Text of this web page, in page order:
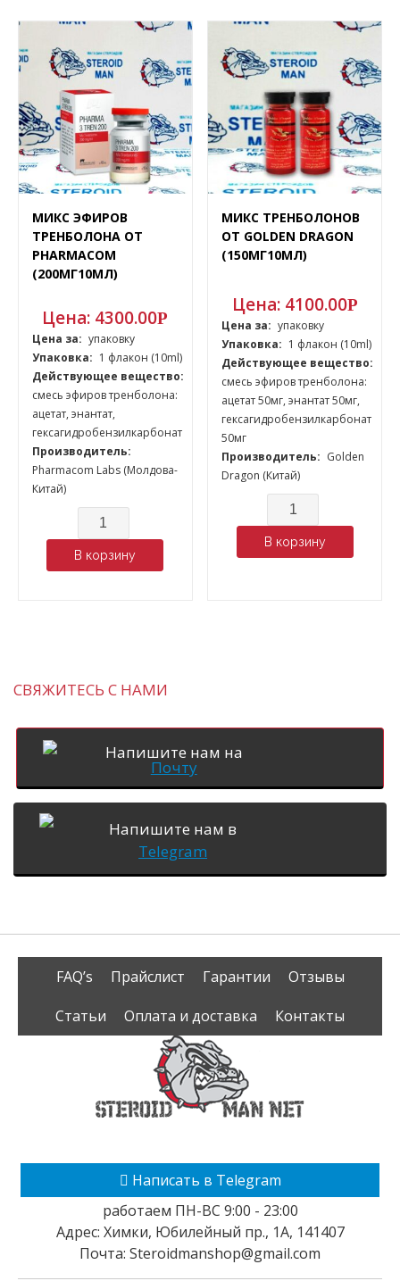
МИКС ЭФИРОВ
ТРЕНБОЛОНА ОТ
PHARMACOM
(200МГ10МЛ)
Цена: 4300.00Р
Цена за: упаковку
Упаковка: 1 флакон (10ml)
Действующее вещество:
смесь эфиров тренболона:
ацетат, энантат,
гексагидробензилкарбонат
Производитель:
Pharmacom Labs (Молдова-
Китай)
Количество
В корзину
МИКС ТРЕНБОЛОНОВ
ОТ GOLDEN DRAGON
(150МГ10МЛ)
Цена: 4100.00Р
Цена за: упаковку
Упаковка: 1 флакон (10ml)
Действующее вещество:
смесь эфиров тренболона:
ацетат 50мг, энантат 50мг,
гексагидробензилкарбонат
50мг
Производитель: Golden
Dragon (Китай)
Количество
В корзину
СВЯЖИТЕСЬ С НАМИ
Напишите нам на
Почту
Напишите нам в
Telegram
FAQ’s Прайслист Гарантии
Отзывы
Статьи
Оплата и доставка Контакты
Написать в Telegram
работаем ПН-ВС 9:00 - 23:00
Адрес: Химки, Юбилейный пр., 1А, 141407
Почта: Steroidmanshop@gmail.com